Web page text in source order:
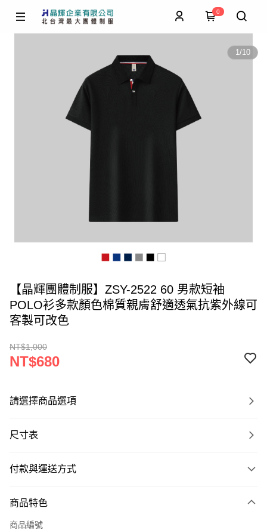
0
1/10
【晶輝團體制服】ZSY-2522 60 男款短袖
POLO衫多款顏色棉質親膚舒適透氣抗紫外線可
客製可改色
NT$1,000
NT$680
請選擇商品選項
尺寸表
付款與運送方式
信用卡一次付款
商品特色
商品編號